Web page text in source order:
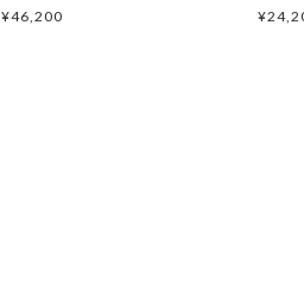
¥46,200
¥